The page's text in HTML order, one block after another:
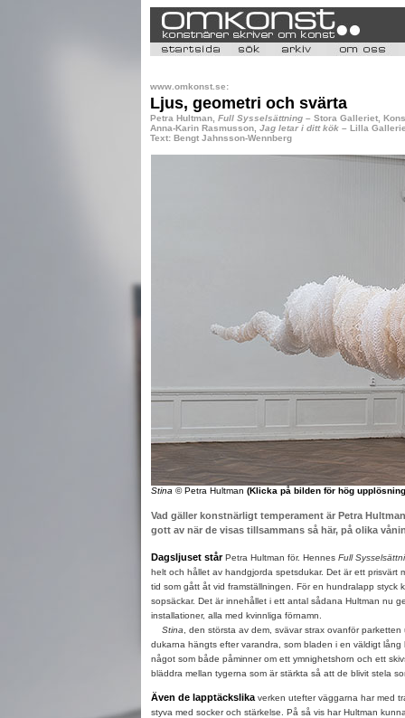
www.omkonst.se:
Ljus, geometri och svärta
Petra Hultman, Full Sysselsättning– Stora Galleriet,
Anna-Karin Rasmusson, Jag letar i ditt kök– Lilla
Text: Bengt Jahnsson-Wennberg
Stina © Petra Hultman (Klicka på bilden för hög
Vad gäller konstnärligt temperament är Petra
gott av när de visas tillsammans så här, på olika
Dagsljuset stårPetra Hultman för. Hennes Full
helt och hållet av handgjorda spetsdukar. Det är ett prisvärt
tid som gått åt vid framställningen. För en hundralapp styck
sopsäckar. Det är innehållet i ett antal sådana Hultman nu
installationer, alla med kvinnliga förnamn.
Stina , den största av dem, svävar strax ovanför
dukarna hängts efter varandra, som bladen i en väldigt lång
något som både påminner om ett ymnighetshorn och ett
bläddra mellan tygerna som är stärkta så att de blivit stela
Även de lapptäckslikaverken utefter väggarna har med
styva med socker och stärkelse. På så vis har Hultman